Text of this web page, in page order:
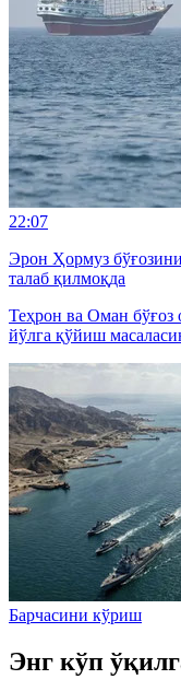
22:07
Эрон Ҳормуз
талаб қилмоқда
Теҳрон ва Оман бўғоз
йўлга қўйиш
Барчасини кўриш
Энг кўп